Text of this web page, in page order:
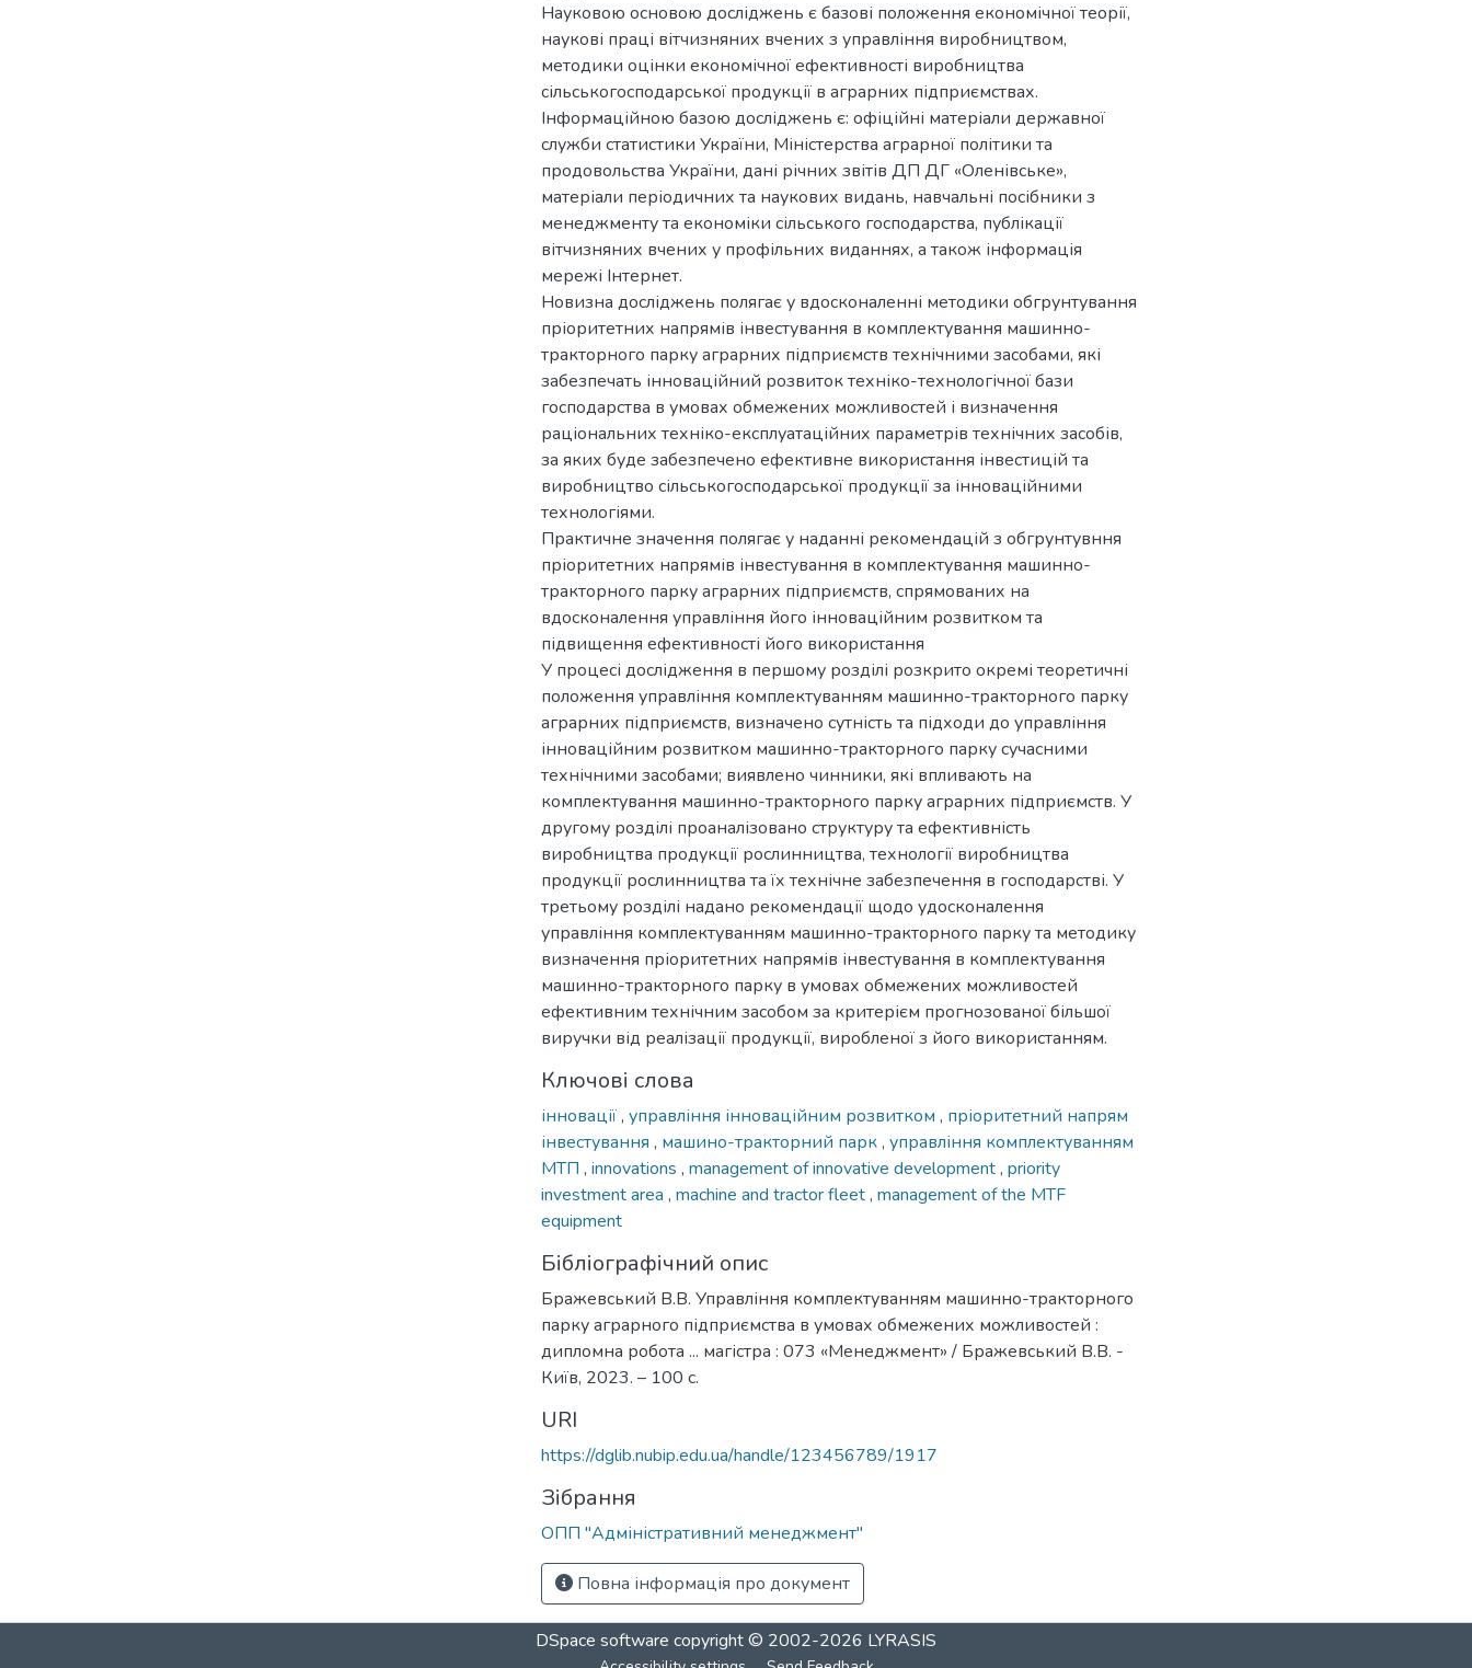
Науковою основою досліджень є базові положення економічної теорії,
наукові праці вітчизняних вчених з управління виробництвом,
методики оцінки економічної ефективності виробництва
сільськогосподарської продукції в аграрних підприємствах.
Інформаційною базою досліджень є: офіційні матеріали державної
служби статистики України, Міністерства аграрної політики та
продовольства України, дані річних звітів ДП ДГ «Оленівське»,
матеріали періодичних та наукових видань, навчальні посібники з
менеджменту та економіки сільського господарства, публікації
вітчизняних вчених у профільних виданнях, а також інформація
мережі Інтернет.
Новизна досліджень полягає у вдосконаленні методики обгрунтування
пріоритетних напрямів інвестування в комплектування машинно-
тракторного парку аграрних підприємств технічними засобами, які
забезпечать інноваційний розвиток техніко-технологічної бази
господарства в умовах обмежених можливостей і визначення
раціональних техніко-експлуатаційних параметрів технічних засобів,
за яких буде забезпечено ефективне використання інвестицій та
виробництво сільськогосподарської продукції за інноваційними
технологіями.
Практичне значення полягає у наданні рекомендацій з обгрунтувння
пріоритетних напрямів інвестування в комплектування машинно-
тракторного парку аграрних підприємств, спрямованих на
вдосконалення управління його інноваційним розвитком та
підвищення ефективності його використання
У процесі дослідження в першому розділі розкрито окремі теоретичні
положення управління комплектуванням машинно-тракторного парку
аграрних підприємств, визначено сутність та підходи до управління
інноваційним розвитком машинно-тракторного парку сучасними
технічними засобами; виявлено чинники, які впливають на
комплектування машинно-тракторного парку аграрних підприємств. У
другому розділі проаналізовано структуру та ефективність
виробництва продукції рослинництва, технології виробництва
продукції рослинництва та їх технічне забезпечення в господарстві. У
третьому розділі надано рекомендації щодо удосконалення
управління комплектуванням машинно-тракторного парку та методику
визначення пріоритетних напрямів інвестування в комплектування
машинно-тракторного парку в умовах обмежених можливостей
ефективним технічним засобом за критерієм прогнозованої більшої
виручки від реалізації продукції, виробленої з його використанням.
Ключові слова
інновації, управління інноваційним розвитком , пріоритетний напрям
інвестування , машино-тракторний парк, управління комплектуванням
МТП , innovations , management of innovative development, priority
investment area , machine and tractor fleet, management of the MTF
equipment
Бібліографічний опис
Бражевський В.В. Управління комплектуванням машинно-тракторного
парку аграрного підприємства в умовах обмежених можливостей :
дипломна робота ... магістра : 073 «Менеджмент» / Бражевський В.В. -
Київ, 2023. – 100 с.
URI
https://dglib.nubip.edu.ua/handle/123456789/1917
Зібрання
ОПП "Адміністративний менеджмент"
Повна інформація про документ
DSpace software copyright © 2002-2026 LYRASIS